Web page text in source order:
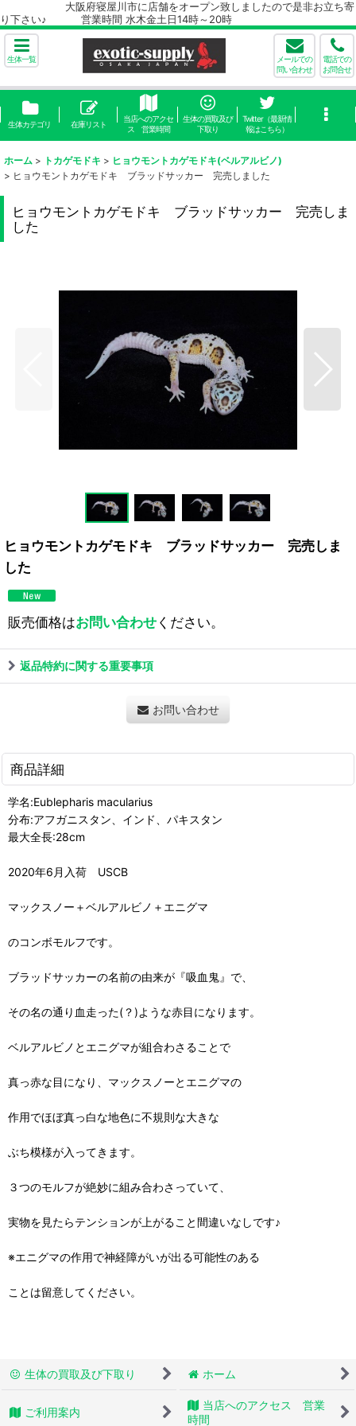
大阪府寝屋川市に店舗をオープン致しましたので是非お立ち寄
り下さい♪ 営業時間 水木金土日14時～20時
生体一覧
メールでの
問い合わせ
電話での
お問合せ
生体カテゴリ 在庫リスト
当店へのアクセ
ス 営業時間
生体の買取及び
下取り
Twitter（最新情
報はこちら）
ホーム > トカゲモドキ > ヒョウモントカゲモドキ(ベルアルビノ)
> ヒョウモントカゲモドキ ブラッドサッカー 完売しました
ヒョウモントカゲモドキ ブラッドサッカー 完売しま
した
ヒョウモントカゲモドキ ブラッドサッカー 完売しま
した
販売価格はお問い合わせください。
返品特約に関する重要事項
お問い合わせ
商品詳細
学名:Eublepharis macularius
分布:アフガニスタン、インド、パキスタン
最大全長:28cm
2020年6月入荷 USCB
マックスノー＋ベルアルビノ＋エニグマ
のコンボモルフです。
ブラッドサッカーの名前の由来が『吸血鬼』で、
その名の通り血走った(？)ような赤目になります。
ベルアルビノとエニグマが組合わさることで
真っ赤な目になり、マックスノーとエニグマの
作用でほぼ真っ白な地色に不規則な大きな
ぶち模様が入ってきます。
３つのモルフが絶妙に組み合わさっていて、
実物を見たらテンションが上がること間違いなしです♪
※エニグマの作用で神経障がいが出る可能性のある
ことは留意してください。
生体の買取及び下取り ホーム
ご利用案内
当店へのアクセス 営業
時間